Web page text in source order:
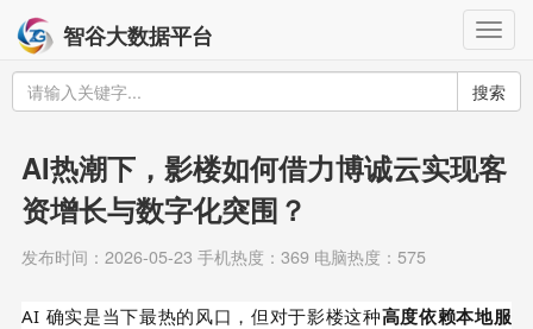
智谷大数据平台
搜索
AI热潮下，影楼如何借力博诚云实现客
资增长与数字化突围？
发布时间：2026-05-23 手机热度：369 电脑热度：575
AI 确实是当下最热的风口，但对于影楼这种高度依赖本地服